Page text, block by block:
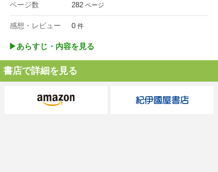
ページ数 282 ページ
感想・レビュー 0 件
▶︎あらすじ・内容を見る
書店で詳細を見る